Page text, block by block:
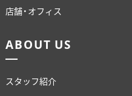
店舗・オフィス
ABOUT US
スタッフ紹介